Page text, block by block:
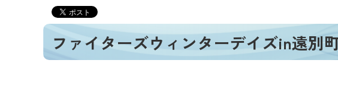
ファイターズウィンターデイズin遠別